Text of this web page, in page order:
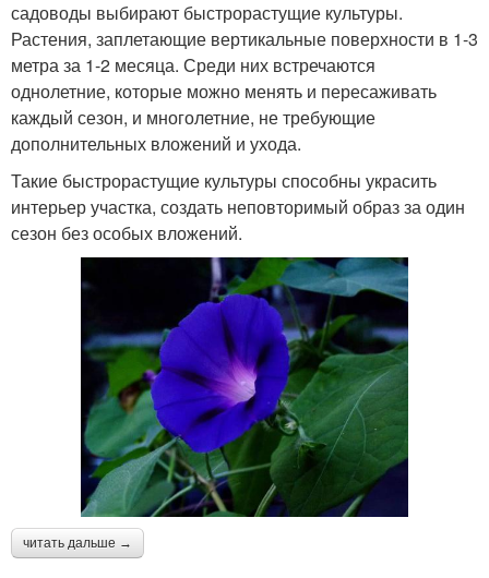
садоводы выбирают быстрорастущие культуры.
Растения, заплетающие вертикальные поверхности в 1-3
метра за 1-2 месяца. Среди них встречаются
однолетние, которые можно менять и пересаживать
каждый сезон, и многолетние, не требующие
дополнительных вложений и ухода.
Такие быстрорастущие культуры способны украсить
интерьер участка, создать неповторимый образ за один
сезон без особых вложений.
читать дальше →